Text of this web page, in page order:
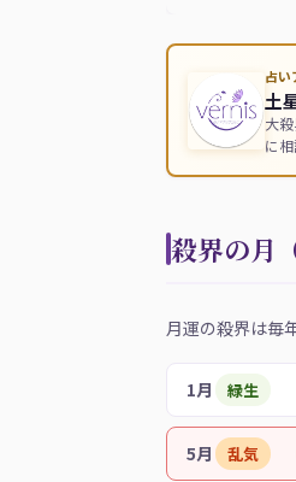
占い
土
大
に
殺界の月
月運の殺界は毎
1月 緑生
5月 乱気